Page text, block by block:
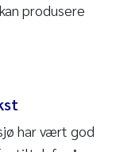
produsere
har vært god